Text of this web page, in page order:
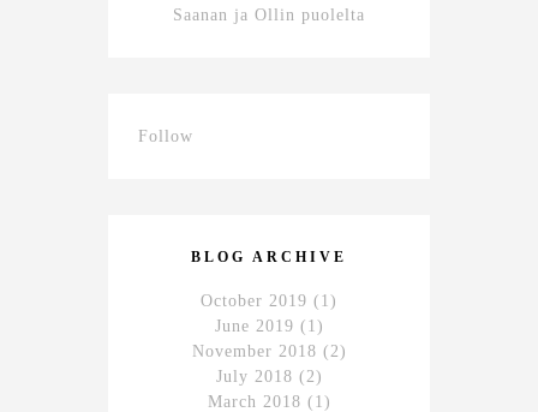
Saanan ja Ollin puolelta
Follow
BLOG ARCHIVE
October 2019 (1)
June 2019 (1)
November 2018 (2)
July 2018 (2)
March 2018 (1)